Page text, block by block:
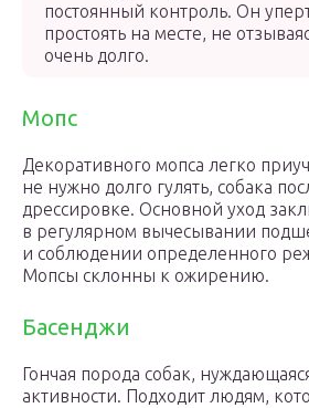
постоянный контроль. Он
простоять на месте, не
очень долго.
Мопс
Декоративного мопса легко
не нужно долго гулять, собака
дрессировке. Основной уход
в регулярном вычесывании
и соблюдении определенного
Мопсы склонны к ожирению.
Басенджи
Гончая порода собак,
активности. Подходит людям,